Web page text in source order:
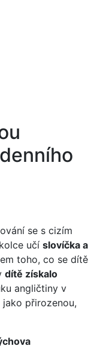
se s cizím
učí slovíčka a
toho, co se dítě
dítě získalo
angličtiny v
přirozenou,